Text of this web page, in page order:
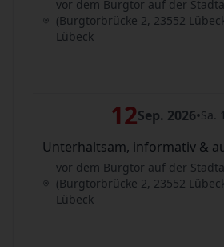
vor dem Burgtor auf der
(Burgtorbrücke 2, 23552
Lübeck
12Sep. 2026•Sa.
Unterhaltsam, informativ &
vor dem Burgtor auf der
(Burgtorbrücke 2, 23552
Lübeck